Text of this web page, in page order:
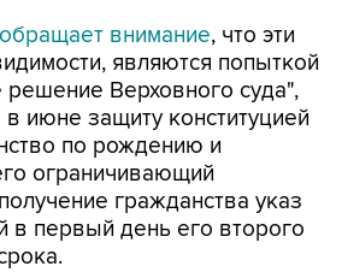
обращает внимание, что эти
являются попыткой
решение Верховного суда",
июне защиту конституцией
по рождению и
ограничивающий
гражданства указ
в первый день его второго